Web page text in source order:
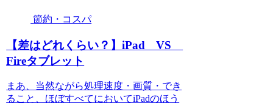
節約・コスパ
【差はどれくらい？】iPad VS
Fireタブレット
まあ、当然ながら処理速度・画質・でき
ること、ほぼすべてにおいてiPadのほう